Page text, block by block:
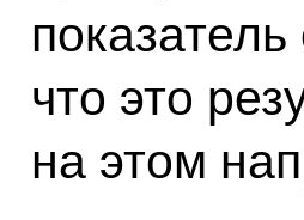
что это
на этом